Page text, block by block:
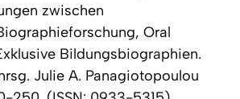
zwischen
Oral
Bildungsbiographien.
Julie A. Panagiotopoulou